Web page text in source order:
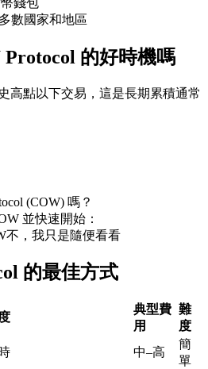
續合約
數國家和地區
的好時機嗎
高點以下交易，這是長期累積通常
(COW) 嗎？
並快速開始：
不，我只是隨便看看
的最佳方式
典型費
用
難
度
中–高
簡
單